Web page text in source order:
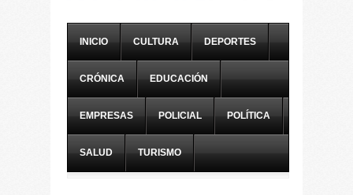
INICIO CULTURA DEPORTES
CRÓNICA EDUCACIÓN
EMPRESAS POLICIAL POLÍTICA
SALUD TURISMO